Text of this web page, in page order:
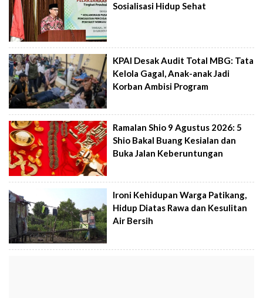
Sosialisasi Hidup Sehat
KPAI Desak Audit Total MBG: Tata
Kelola Gagal, Anak-anak Jadi
Korban Ambisi Program
Ramalan Shio 9 Agustus 2026: 5
Shio Bakal Buang Kesialan dan
Buka Jalan Keberuntungan
Ironi Kehidupan Warga Patikang,
Hidup Diatas Rawa dan Kesulitan
Air Bersih